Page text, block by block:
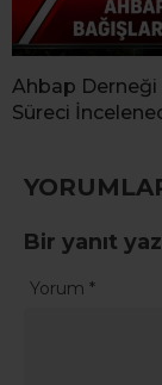
Ahbap Derneği
Süreci
Bir yanıt
Yorum *